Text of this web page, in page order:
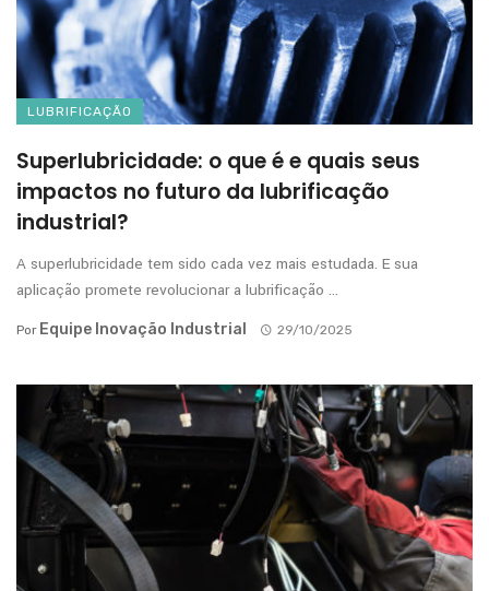
LUBRIFICAÇÃO
Superlubricidade: o que é e quais seus
impactos no futuro da lubrificação
industrial?
A superlubricidade tem sido cada vez mais estudada. E sua
aplicação promete revolucionar a lubrificação ...
Por Equipe Inovação Industrial 29/10/2025